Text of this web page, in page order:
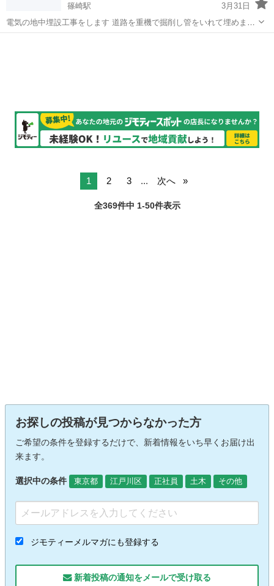
篠崎駅
3月31日
電気の地中埋設工事をします 道路を重機で掘削し管をいれて埋めます
資格や技術は必要ないため未経験でも大丈夫です 休憩時間もあり 日曜
1 2 3 ... 次へ
全369件中 1-50件表示
お探しの投稿が見つからなかった方
ご希望の条件を登録するだけで、新着情報をいち早くお届け出
来ます。
選択中の条件 東京都 江戸川区 正社員 土木 その他
ジモティーメルマガにも登録する
新着投稿の通知をメールで受け取る